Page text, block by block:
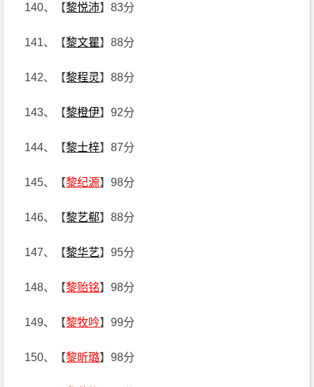
140、【黎悦沛】83分
141、【黎文瞿】88分
142、【黎程灵】88分
143、【黎橙伊】92分
144、【黎士梓】87分
145、【黎纪源】98分
146、【黎艺郗】88分
147、【黎华艺】95分
148、【黎贻铭】98分
149、【黎牧吟】99分
150、【黎昕璐】98分